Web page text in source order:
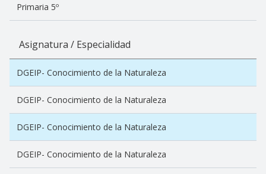
Primaria 5º
Asignatura / Especialidad
DGEIP- Conocimiento de la Naturaleza
DGEIP- Conocimiento de la Naturaleza
DGEIP- Conocimiento de la Naturaleza
DGEIP- Conocimiento de la Naturaleza